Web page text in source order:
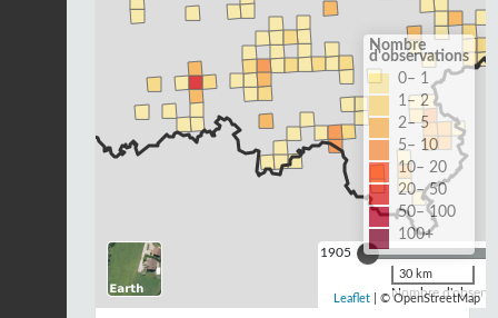
1905
Nombre
Nombre
d'observations
0– 1
1– 2
2– 5
5– 10
10– 20
20– 50
50– 100
100+
30 km
Leaflet | © OpenStreetMap